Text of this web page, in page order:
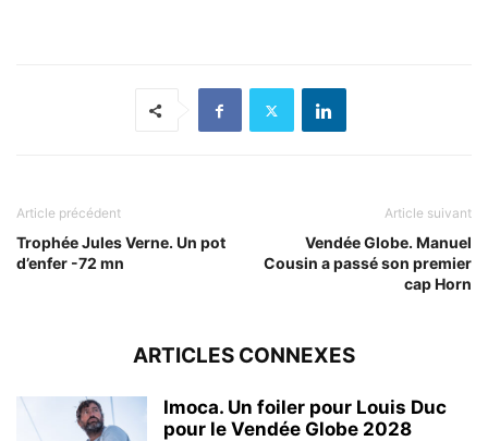
Article précédent
Trophée Jules Verne. Un pot
d’enfer -72 mn
Article suivant
Vendée Globe. Manuel
Cousin a passé son premier
cap Horn
ARTICLES CONNEXES
Imoca. Un foiler pour Louis Duc
pour le Vendée Globe 2028